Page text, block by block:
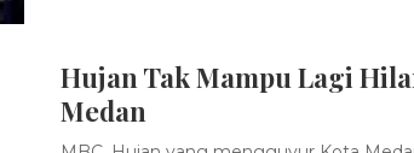
Hujan Tak Mampu Lagi
Medan